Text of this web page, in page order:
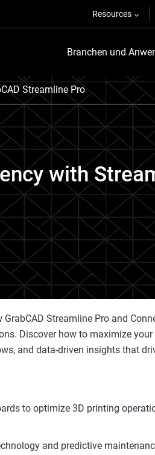
Resources
Branchen und
Streamline Pro
with
Streamline Pro and
Discover how to maximize
and data-driven insights that
to optimize 3D printing
and predictive